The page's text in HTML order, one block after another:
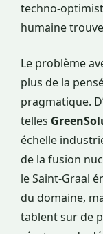
techno-
humaine
Le problème
plus de la
pragmatique.
telles
échelle
de la fusion
le Saint-Graal
du domaine,
tablent sur de